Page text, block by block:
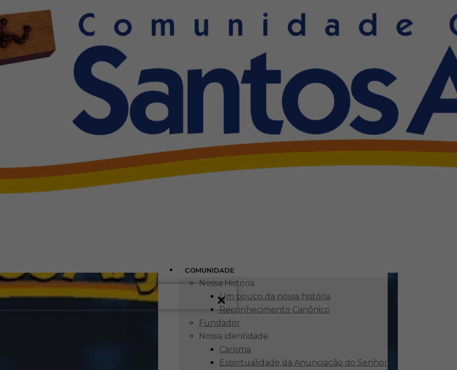
COMUNIDADE
Nossa História
Um pouco da nossa história
Reconhecimento Canônico
Fundador
Nossa identidade
Carisma
Espiritualidade da Anunciação do Senhor